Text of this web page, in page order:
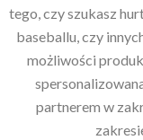
tego, czy szukasz
baseballu, czy
możliwości
partnerem w